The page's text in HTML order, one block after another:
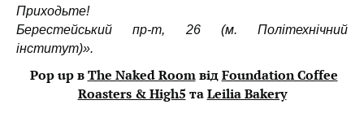
Приходьте!
Берестейський пр-т, 26 (м. Політехнічний
інститут)».
Pop up вThe Naked RoomвідFoundation Coffee
Roasters & High5 таLeilia Bakery